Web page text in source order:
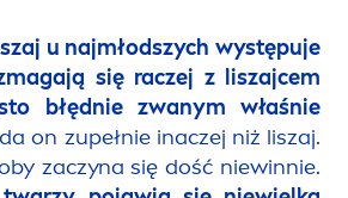
u najmłodszych występuje
się raczej z liszajcem
błędnie zwanym właśnie
on zupełnie inaczej niż liszaj.
zaczyna się dość niewinnie.